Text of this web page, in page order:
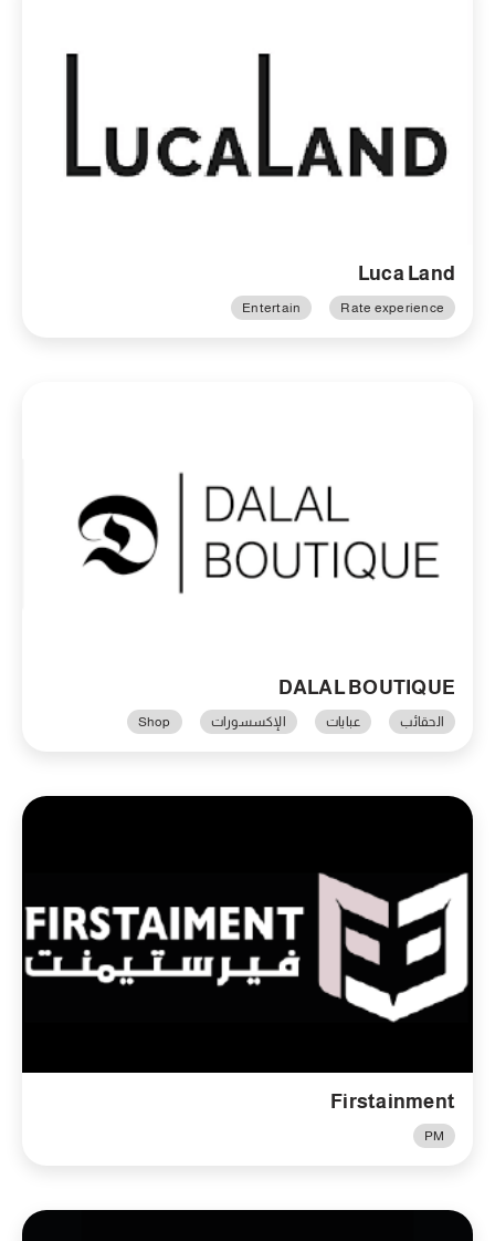
Luca Land
Rate experience
Entertain
DALAL BOUTIQUE
الحقائب عبايات الإكسسورات Shop
Firstainment
PM